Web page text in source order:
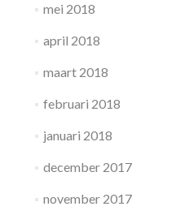
mei 2018
april 2018
maart 2018
februari 2018
januari 2018
december 2017
november 2017